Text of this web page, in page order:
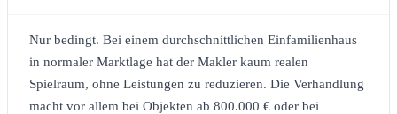
Nur bedingt. Bei einem durchschnittlichen Einfamilienhaus
in normaler Marktlage hat der Makler kaum realen
Spielraum, ohne Leistungen zu reduzieren. Die Verhandlung
macht vor allem bei Objekten ab 800.000 € oder bei